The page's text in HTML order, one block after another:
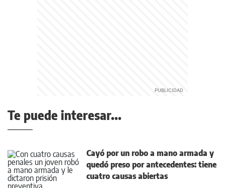
Te puede interesar...
Cayó por un robo a mano armada y
quedó preso por antecedentes: tiene
cuatro causas abiertas